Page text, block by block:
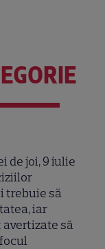
de joi, 9 iulie
trebuie să
iar
să